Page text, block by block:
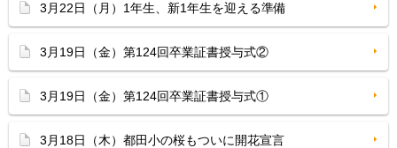
3月22日（月）1年生、新1年生を迎える準備
3月19日（金）第124回卒業証書授与式②
3月19日（金）第124回卒業証書授与式①
3月18日（木）都田小の桜もついに開花宣言